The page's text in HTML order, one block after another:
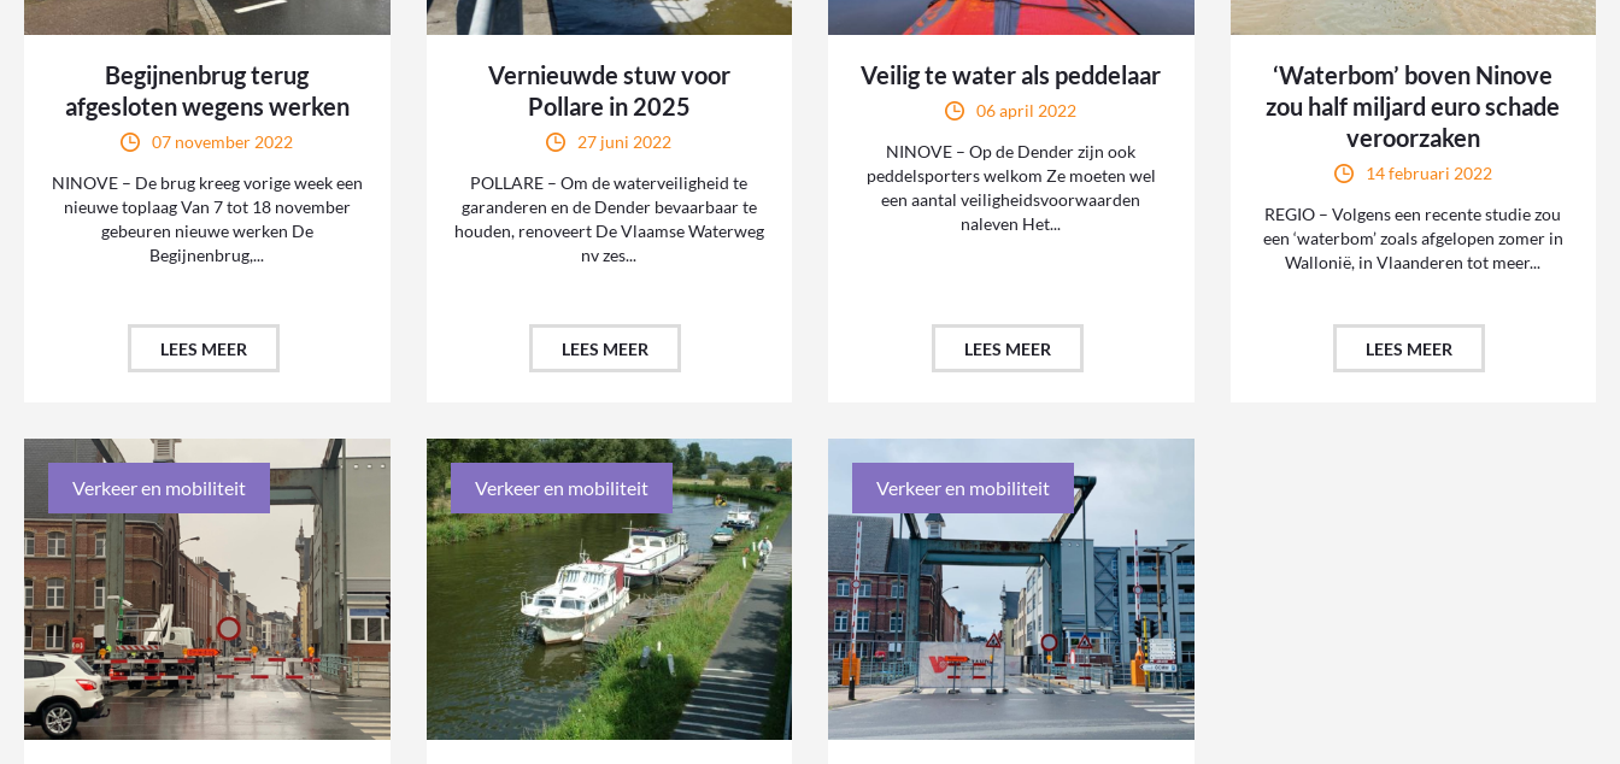
Begijnenbrug terug
afgesloten wegens werken
07 november 2022
NINOVE – De brug kreeg vorige week een
nieuwe toplaag Van 7 tot 18 november
gebeuren nieuwe werken De
Begijnenbrug,...
LEES MEER
Vernieuwde stuw voor
Pollare in 2025
27 juni 2022
POLLARE – Om de waterveiligheid te
garanderen en de Dender bevaarbaar te
houden, renoveert De Vlaamse Waterweg
nv zes...
LEES MEER
Veilig te water als peddelaar
06 april 2022
NINOVE – Op de Dender zijn ook
peddelsporters welkom Ze moeten wel
een aantal veiligheidsvoorwaarden
naleven Het...
LEES MEER
‘Waterbom’ boven Ninove
zou half miljard euro schade
veroorzaken
14 februari 2022
REGIO – Volgens een recente studie zou
een ‘waterbom’ zoals afgelopen zomer in
Wallonië, in Vlaanderen tot meer...
LEES MEER
Verkeer en mobiliteit Verkeer en mobiliteit Verkeer en mobiliteit